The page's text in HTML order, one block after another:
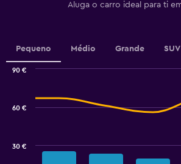
values.
Range:
0
Aluga o carro ideal para ti
Pequeno Médio Grande SUV
30 €
60 €
90 €